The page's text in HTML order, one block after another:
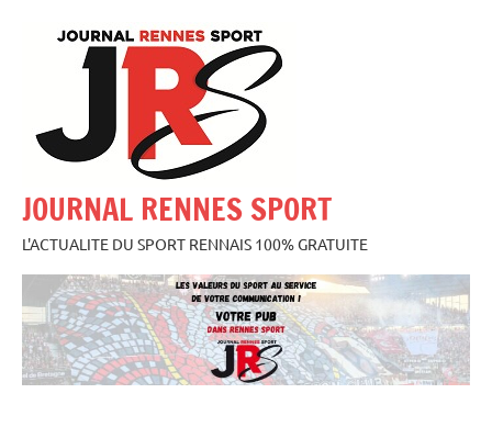
JOURNAL RENNES SPORT
L'ACTUALITE DU SPORT RENNAIS 100% GRATUITE